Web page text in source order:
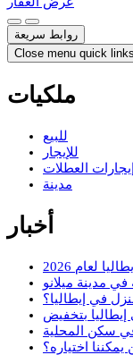
روابط سريعة
Close menu quick links
ملكيات
للبيع
للإيجار
إيجارات العطلات
مدينة
أخبار
لعام 2026
مدينة ميلانو
في إيطاليا؟
بتخفيض
سكن المحلية
اختياره؟